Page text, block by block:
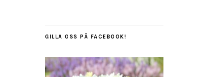
GILLA OSS PÅ FACEBOOK!